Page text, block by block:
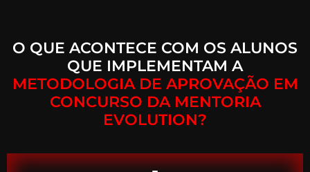
O QUE ACONTECE COM OS ALUNOS
QUE IMPLEMENTAM A
METODOLOGIA DE APROVAÇÃO EM
CONCURSO DA MENTORIA
EVOLUTION?